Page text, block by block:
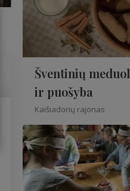
Šventinių
ir puošyba
Kaišiadorių rajonas